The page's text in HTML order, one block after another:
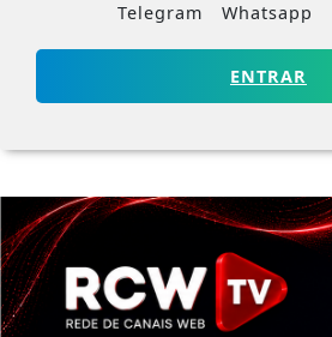
Telegram Whatsapp
ENTRAR